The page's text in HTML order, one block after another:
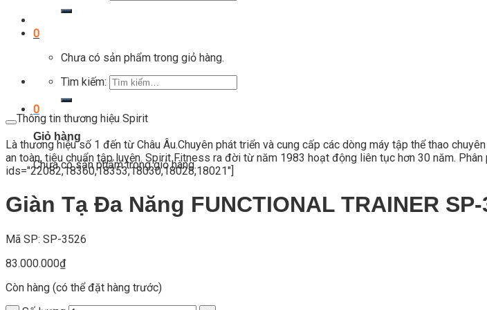
0
Chưa có sản phẩm trong giỏ hàng.
Tìm kiếm:
0
Giỏ hàng
Chưa có sản phẩm trong giỏ hàng.
Thông tin thương hiệu Spirit
Là thương hiệu số 1 đến từ Châu Âu.Chuyên phát triển và cung cấp các dòng máy tập thể thao
an toàn, tiêu chuẩn tập luyện. Spirit Fitness ra đời từ năm 1983 hoạt động liên tục hơn 30 năm.
ids="22082,18360,18353,18030,18028,18021"]
Giàn Tạ Đa Năng FUNCTIONAL TRAINER SP-
Mã SP: SP-3526
83.000.000₫
Còn hàng (có thể đặt hàng trước)